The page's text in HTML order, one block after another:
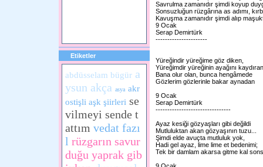
Etiketler
abdüsselam bügür a
ysun akça asya akr
ostişli aşk şiirleri se
vilmeyi sende t
attım vedat fazı
l rüzgarın savur
duğu yaprak gib
Savrulma zamanıdır şimdi koyup
Sonsuzluğun rüzgârına as adımı,
Kavuşma zamanıdır şimdi alıp
9 Ocak
Serap Demirtürk
----------------------
Yüreğindir yüreğime göz diken,
Yüreğimdir yüreğinin ayağını
Bana olur olan, bunca hengâmede
Gözlerim gözlerinle bakar aynadan
9 Ocak
Serap Demirtürk
--------------------------------
Ayaz kesiği gözyaşları gibi değildi
Mutluluktan akan gözyaşının tuzu...
Şimdi elde avuçta mutluluk yok,
Hadi gel ayaz, lime lime et bedenimi;
Tek bir damlam akarsa gitme kal